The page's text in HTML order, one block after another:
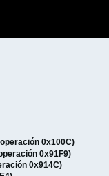
0x100C)
0x91F9)
0x914C)